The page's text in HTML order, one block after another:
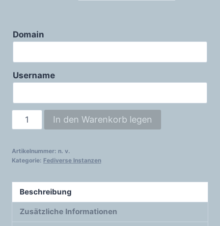
Domain
Username
Sharkey
Menge
In den Warenkorb legen
Artikelnummer: n. v.
Kategorie: Fediverse Instanzen
Beschreibung
Zusätzliche Informationen